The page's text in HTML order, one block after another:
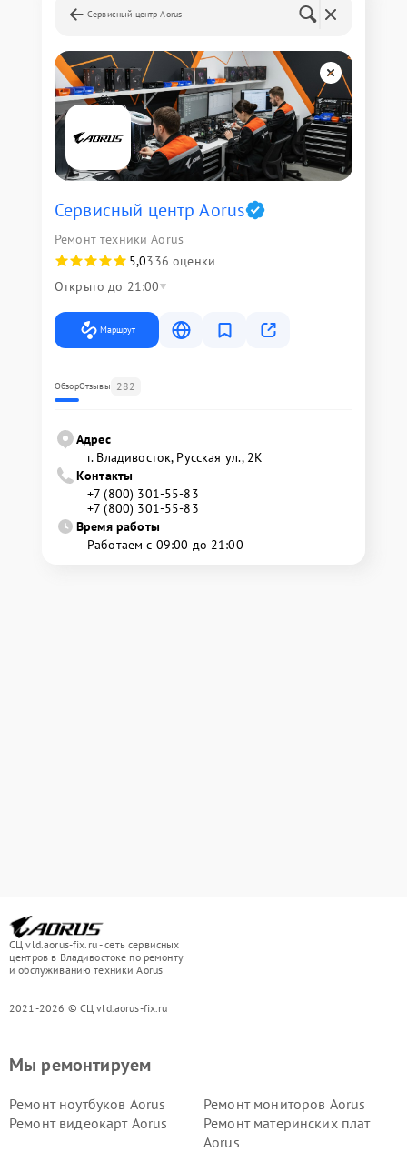
Сервисный центр Aorus
Сервисный центр Aorus
Ремонт техники Aorus
5,0336 оценки
Открыто до 21:00
Маршрут
ОбзорОтзывы 282
Адрес
г. Владивосток, Русская ул., 2К
Контакты
+7 (800) 301-55-83
+7 (800) 301-55-83
Время работы
Работаем с 09:00 до 21:00
СЦ vld.aorus-fix.ru - сеть сервисных
центров в Владивостоке по ремонту
и обслуживанию техники Aorus
2021-2026 © СЦ vld.aorus-fix.ru
Мы ремонтируем
Ремонт ноутбуков Aorus
Ремонт мониторов Aorus
Ремонт видеокарт Aorus
Ремонт материнских плат
Aorus